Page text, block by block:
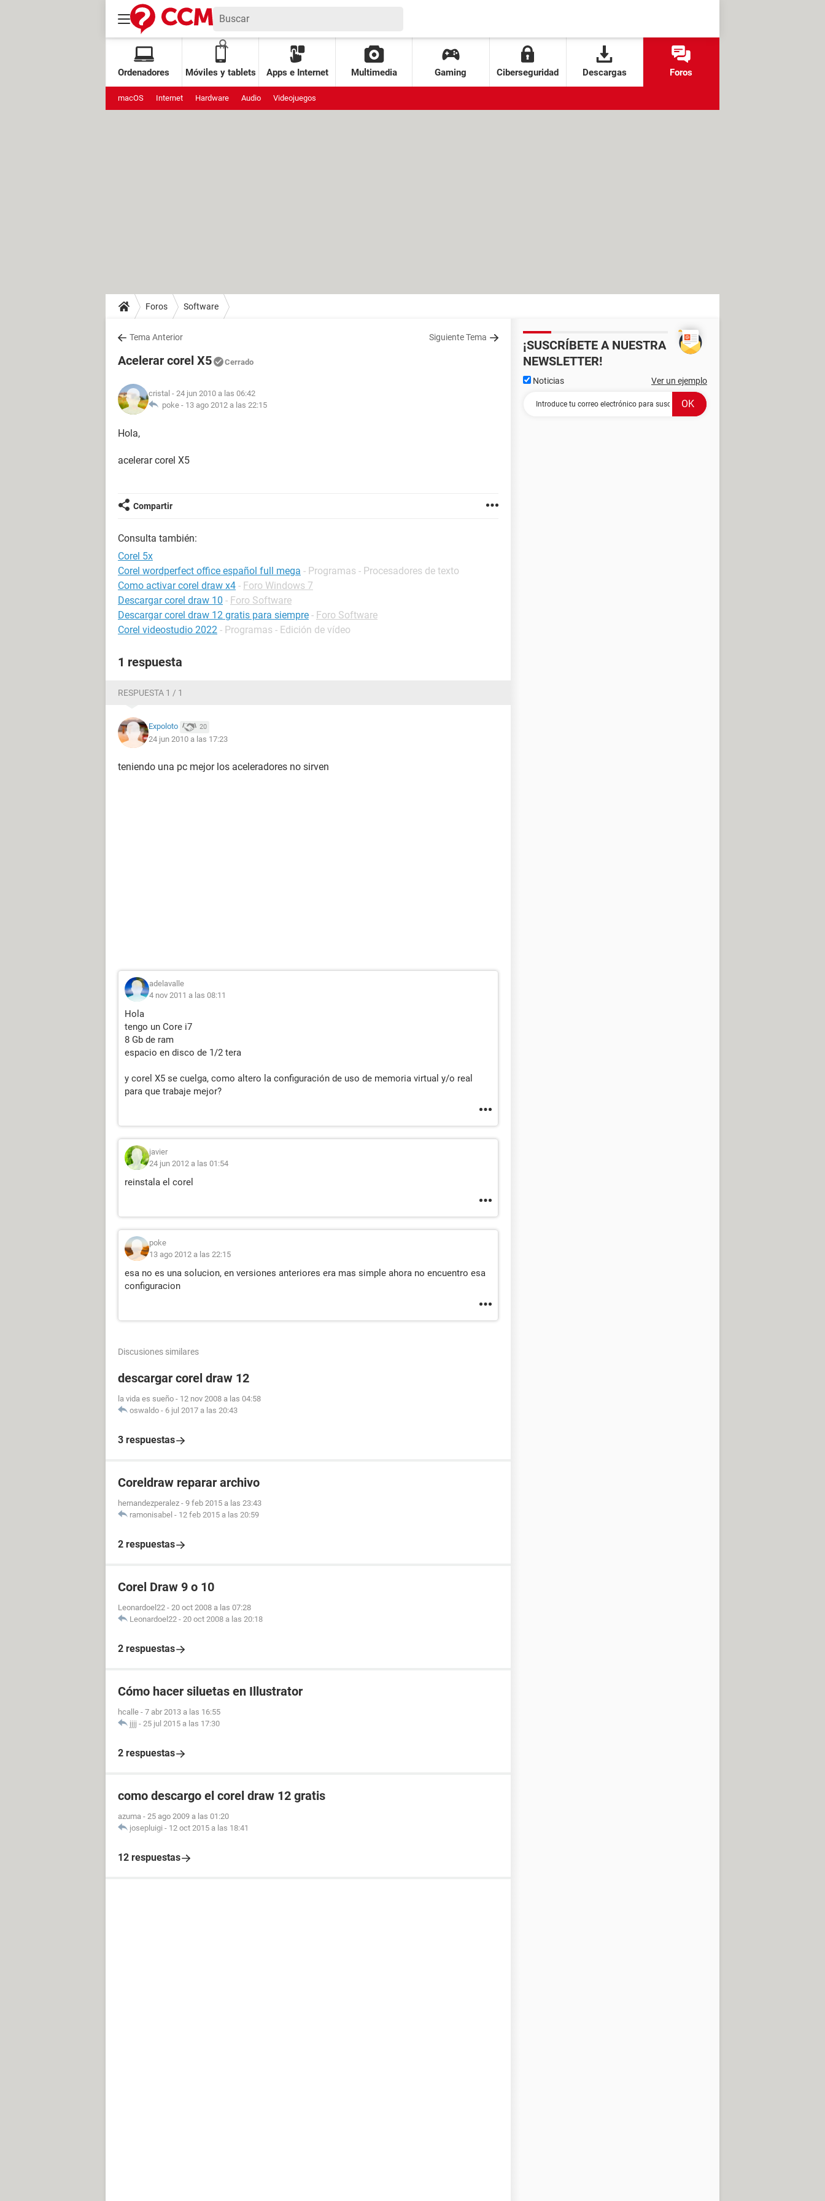
Ordenadores Móviles y tablets Apps e Internet Multimedia Gaming Ciberseguridad Descargas Foros
macOS Internet Hardware Audio Videojuegos
Foros Software
Tema Anterior Siguiente Tema
Acelerar corel X5 Cerrado
cristal - 24 jun 2010 a las 06:42
poke - 13 ago 2012 a las 22:15
Hola,
acelerar corel X5
Compartir
Consulta también:
Corel 5x
Corel wordperfect office español full mega - Programas - Procesadores de texto
Como activar corel draw x4 - Foro Windows 7
Descargar corel draw 10 - Foro Software
Descargar corel draw 12 gratis para siempre - Foro Software
Corel videostudio 2022 - Programas - Edición de vídeo
1 respuesta
RESPUESTA 1 / 1
Expoloto 20
24 jun 2010 a las 17:23
teniendo una pc mejor los aceleradores no sirven
adelavalle
4 nov 2011 a las 08:11
Hola
tengo un Core i7
8 Gb de ram
espacio en disco de 1/2 tera
y corel X5 se cuelga, como altero la configuración de uso de memoria virtual y/o real
para que trabaje mejor?
javier
24 jun 2012 a las 01:54
reinstala el corel
poke
13 ago 2012 a las 22:15
esa no es una solucion, en versiones anteriores era mas simple ahora no encuentro esa
configuracion
Discusiones similares
descargar corel draw 12
la vida es sueño - 12 nov 2008 a las 04:58
oswaldo - 6 jul 2017 a las 20:43
3 respuestas
Coreldraw reparar archivo
hernandezperalez - 9 feb 2015 a las 23:43
ramonisabel - 12 feb 2015 a las 20:59
2 respuestas
Corel Draw 9 o 10
Leonardoel22 - 20 oct 2008 a las 07:28
Leonardoel22 - 20 oct 2008 a las 20:18
2 respuestas
Cómo hacer siluetas en Illustrator
hcalle - 7 abr 2013 a las 16:55
jjjj - 25 jul 2015 a las 17:30
2 respuestas
como descargo el corel draw 12 gratis
azuma - 25 ago 2009 a las 01:20
josepluigi - 12 oct 2015 a las 18:41
12 respuestas
¡SUSCRÍBETE A NUESTRA
NEWSLETTER!
Noticias Ver un ejemplo